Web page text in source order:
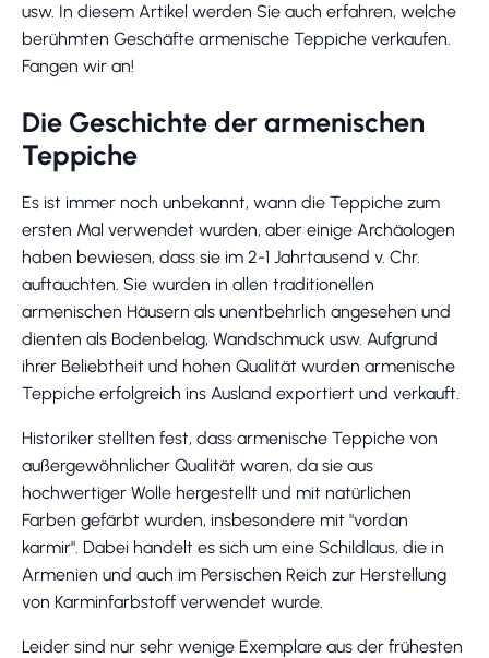
usw. In diesem Artikel werden Sie auch erfahren, welche
berühmten Geschäfte armenische Teppiche verkaufen.
Fangen wir an!
Die Geschichte der armenischen
Teppiche
Es ist immer noch unbekannt, wann die Teppiche zum
ersten Mal verwendet wurden, aber einige Archäologen
haben bewiesen, dass sie im 2-1 Jahrtausend v. Chr.
auftauchten. Sie wurden in allen traditionellen
armenischen Häusern als unentbehrlich angesehen und
dienten als Bodenbelag, Wandschmuck usw. Aufgrund
ihrer Beliebtheit und hohen Qualität wurden armenische
Teppiche erfolgreich ins Ausland exportiert und verkauft.
Historiker stellten fest, dass armenische Teppiche von
außergewöhnlicher Qualität waren, da sie aus
hochwertiger Wolle hergestellt und mit natürlichen
Farben gefärbt wurden, insbesondere mit "vordan
karmir". Dabei handelt es sich um eine Schildlaus, die in
Armenien und auch im Persischen Reich zur Herstellung
von Karminfarbstoff verwendet wurde.
Leider sind nur sehr wenige Exemplare aus der frühesten